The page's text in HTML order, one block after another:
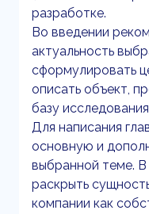
разработке.
Во введении
актуальность
сформулировать
описать объект,
базу
Для написания
основную и
выбранной теме. В
раскрыть
компании как